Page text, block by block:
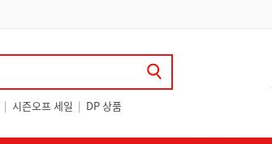
| 시즌오프 세일 | DP 상품